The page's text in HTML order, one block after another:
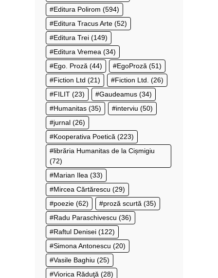
Editura Polirom (594)
Editura Tracus Arte (52)
Editura Trei (149)
Editura Vremea (34)
Ego. Proză (44) EgoProză (51)
Fiction Ltd (21) Fiction Ltd. (26)
FILIT (23) Gaudeamus (34)
Humanitas (35) interviu (50)
jurnal (26)
Kooperativa Poetică (223)
librăria Humanitas de la Cișmigiu
(72)
Marian Ilea (33)
Mircea Cărtărescu (29)
poezie (62) proză scurtă (35)
Radu Paraschivescu (36)
Raftul Denisei (122)
Simona Antonescu (20)
Vasile Baghiu (25)
Viorica Răduţă (28)